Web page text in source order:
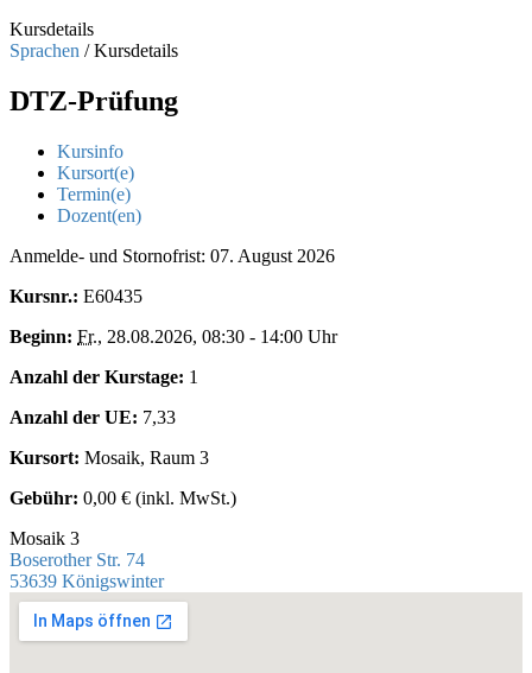
Kursdetails
Sprachen /Kursdetails
DTZ-Prüfung
Kursinfo
Kursort(e)
Termin(e)
Dozent(en)
Anmelde- und Stornofrist: 07. August 2026
Kursnr.: E60435
Beginn: Fr., 28.08.2026, 08:30 - 14:00 Uhr
Anzahl der Kurstage: 1
Anzahl der UE: 7,33
Kursort: Mosaik, Raum 3
Gebühr: 0,00 € (inkl. MwSt.)
Mosaik 3
Boserother Str. 74
53639 Königswinter